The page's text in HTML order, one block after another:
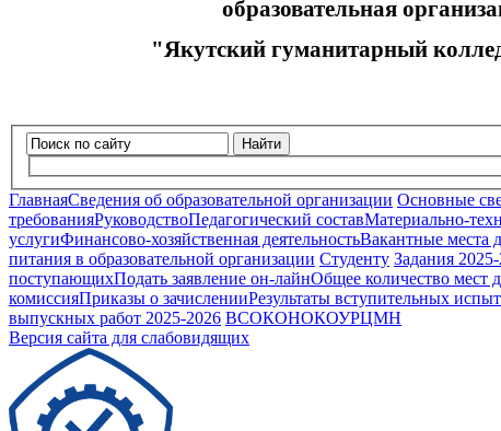
образовательная
"Якутский гуманитарный
Найти
ГлавнаяСведения об образовательной организации Основные
требованияРуководствоПедагогический составМатериально-
услугиФинансово-хозяйственная деятельностьВакантные места
питания в образовательной организации Студенту Задания
поступающихПодать заявление он-лайнОбщее количество мест
комиссияПриказы о зачисленииРезультаты вступительных
выпускных работ 2025-2026 ВСОКОНОКОУРЦМН
Версия сайта для слабовидящих